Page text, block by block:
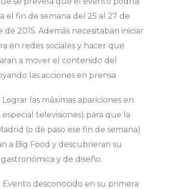
el fin de semana del 25 al 27 de
de 2015. Además necesitaban iniciar
en redes sociales y hacer que
a mover el contenido del
las acciones en prensa.
Lograr las máximas apariciones en
especial televisiones) para que la
(o de paso ese fin de semana)
a Big Food y descubrieran su
y de diseño.
: Evento desconocido en su primera